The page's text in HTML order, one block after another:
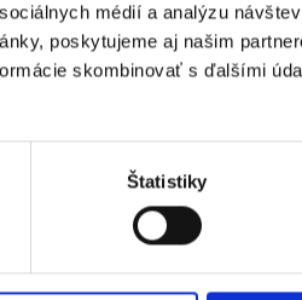
médií a analýzu
poskytujeme aj našim
skombinovať s ďalšími
Štatistiky